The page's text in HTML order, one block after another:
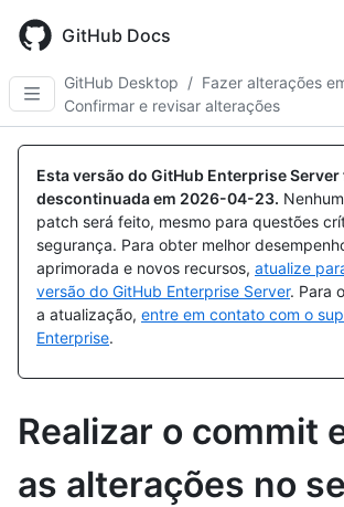
main
content
GitHub Docs
GitHub Desktop / Fazer alterações
Confirmar e revisar alterações
Esta versão do GitHub Enterprise Server
descontinuada em 2026-04-23.
patch será feito, mesmo para questões
segurança. Para obter melhor
aprimorada e novos recursos, atualize
versão do GitHub Enterprise Server. Para
a atualização, entre em contato com o
Enterprise.
Realizar o commit
as alterações no